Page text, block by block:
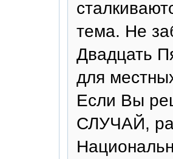
тема. Не
Двадцать
для
Если Вы
СЛУЧАЙ,